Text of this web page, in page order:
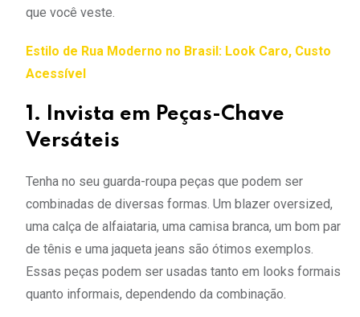
que você veste.
Estilo de Rua Moderno no Brasil: Look Caro, Custo
Acessível
1. Invista em Peças-Chave
Versáteis
Tenha no seu guarda-roupa peças que podem ser
combinadas de diversas formas. Um blazer oversized,
uma calça de alfaiataria, uma camisa branca, um bom par
de tênis e uma jaqueta jeans são ótimos exemplos.
Essas peças podem ser usadas tanto em looks formais
quanto informais, dependendo da combinação.